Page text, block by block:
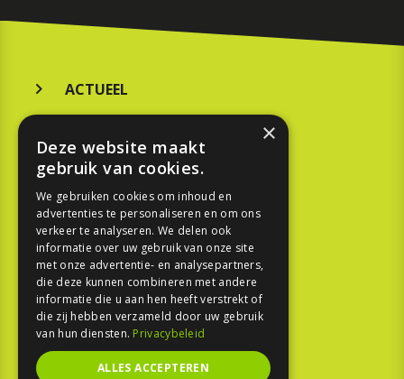
ACTUEEL
KOOPGIDS
TESTEN
SPORT
REPORTAGE
TOUREN
NIEUWSBRIEF
×
Deze website maakt
gebruik van cookies.
We gebruiken cookies om inhoud en
advertenties te personaliseren en om ons
verkeer te analyseren. We delen ook
informatie over uw gebruik van onze site
met onze advertentie- en analysepartners,
die deze kunnen combineren met andere
informatie die u aan hen heeft verstrekt of
die zij hebben verzameld door uw gebruik
van hun diensten. Privacybeleid
ALLES ACCEPTEREN